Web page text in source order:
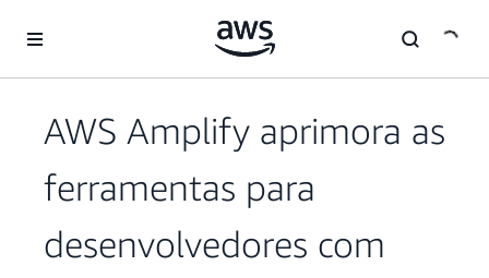
Pular para o conteúdo principal
AWS Amplify aprimora as
ferramentas para
desenvolvedores com